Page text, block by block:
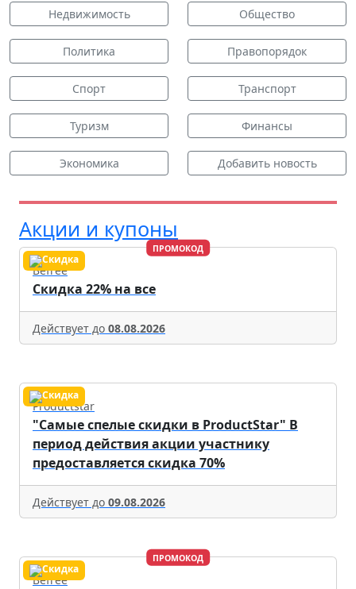
Недвижимость Общество
Политика Правопорядок
Спорт Транспорт
Туризм Финансы
Экономика Добавить новость
Акции и купоны
ПРОМОКОД
Befree
Скидка 22% на все
Действует до 08.08.2026
Productstar
"Самые спелые скидки в ProductStar" В
период действия акции участнику
предоставляется скидка 70%
Действует до 09.08.2026
ПРОМОКОД
Befree